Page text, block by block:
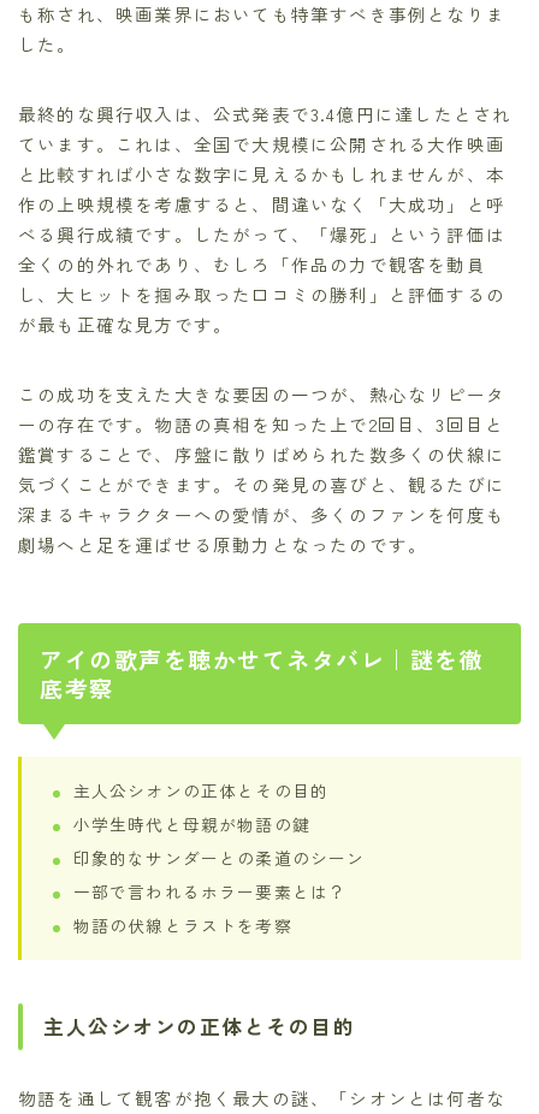
も称され、映画業界においても特筆すべき事例となりま
した。
最終的な興行収入は、公式発表で3.4億円に達したとされ
ています。これは、全国で大規模に公開される大作映画
と比較すれば小さな数字に見えるかもしれませんが、本
作の上映規模を考慮すると、間違いなく「大成功」と呼
べる興行成績です。したがって、「爆死」という評価は
全くの的外れであり、むしろ「作品の力で観客を動員
し、大ヒットを掴み取った口コミの勝利」と評価するの
が最も正確な見方です。
この成功を支えた大きな要因の一つが、熱心なリピータ
ーの存在です。物語の真相を知った上で2回目、3回目と
鑑賞することで、序盤に散りばめられた数多くの伏線に
気づくことができます。その発見の喜びと、観るたびに
深まるキャラクターへの愛情が、多くのファンを何度も
劇場へと足を運ばせる原動力となったのです。
アイの歌声を聴かせてネタバレ｜謎を徹
底考察
主人公シオンの正体とその目的
小学生時代と母親が物語の鍵
印象的なサンダーとの柔道のシーン
一部で言われるホラー要素とは？
物語の伏線とラストを考察
主人公シオンの正体とその目的
物語を通して観客が抱く最大の謎、「シオンとは何者な